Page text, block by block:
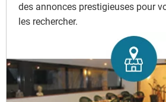
des annonces prestigieuses pour
les rechercher.